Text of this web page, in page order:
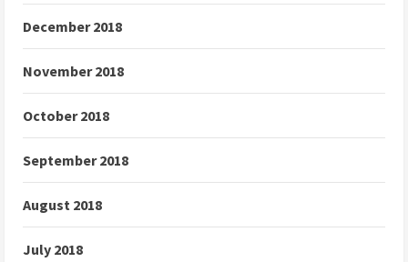
December 2018
November 2018
October 2018
September 2018
August 2018
July 2018